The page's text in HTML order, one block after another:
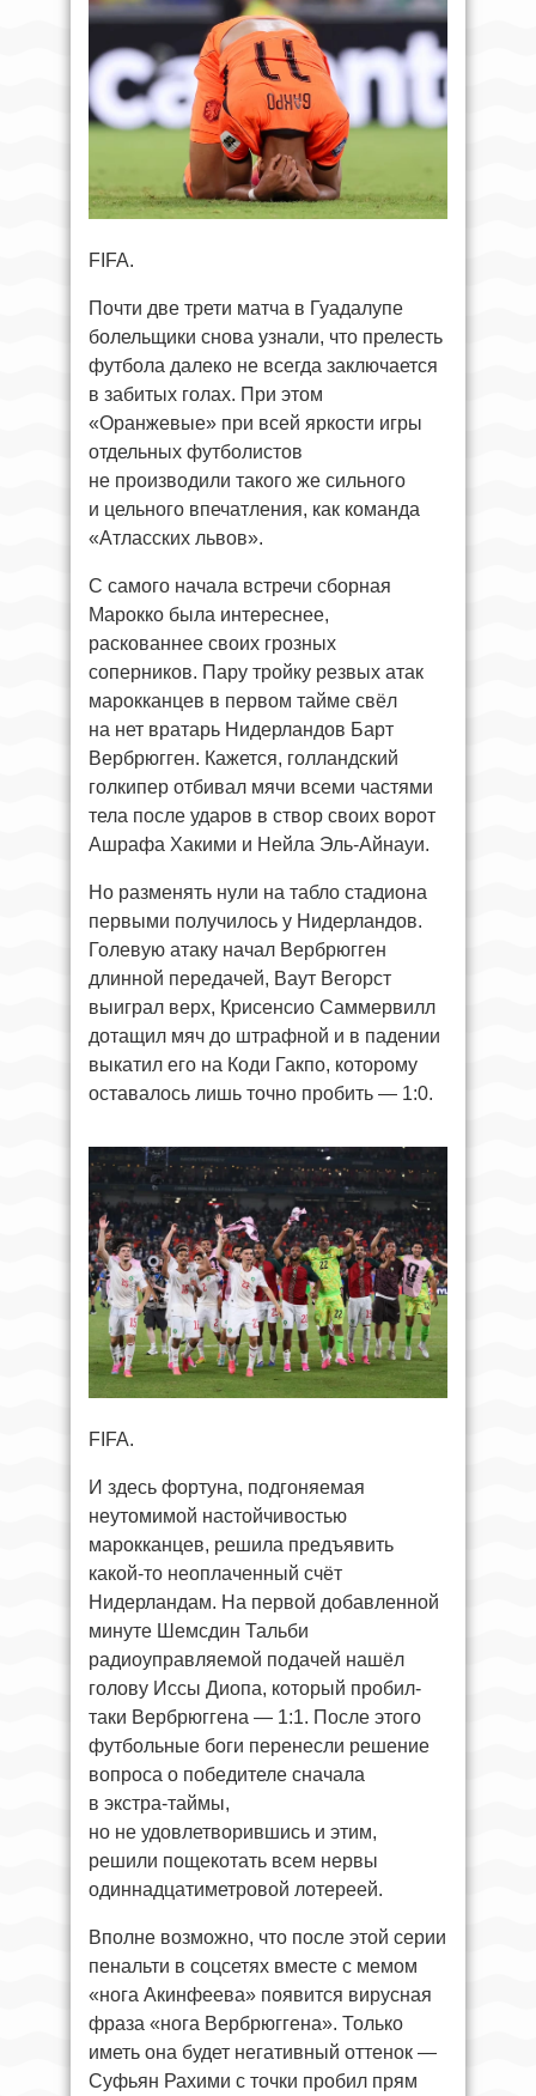
FIFA.
Почти две трети матча в Гуадалупе
болельщики снова узнали, что прелесть
футбола далеко не всегда заключается
в забитых голах. При этом
«Оранжевые» при всей яркости игры
отдельных футболистов
не производили такого же сильного
и цельного впечатления, как команда
«Атласских львов».
С самого начала встречи сборная
Марокко была интереснее,
раскованнее своих грозных
соперников. Пару тройку резвых атак
марокканцев в первом тайме свёл
на нет вратарь Нидерландов Барт
Вербрюгген. Кажется, голландский
голкипер отбивал мячи всеми частями
тела после ударов в створ своих ворот
Ашрафа Хакими и Нейла Эль-Айнауи.
Но разменять нули на табло стадиона
первыми получилось у Нидерландов.
Голевую атаку начал Вербрюгген
длинной передачей, Ваут Вегорст
выиграл верх, Крисенсио Саммервилл
дотащил мяч до штрафной и в падении
выкатил его на Коди Гакпо, которому
оставалось лишь точно пробить — 1:0.
FIFA.
И здесь фортуна, подгоняемая
неутомимой настойчивостью
марокканцев, решила предъявить
какой-то неоплаченный счёт
Нидерландам. На первой добавленной
минуте Шемсдин Тальби
радиоуправляемой подачей нашёл
голову Иссы Диопа, который пробил-
таки Вербрюггена — 1:1. После этого
футбольные боги перенесли решение
вопроса о победителе сначала
в экстра-таймы,
но не удовлетворившись и этим,
решили пощекотать всем нервы
одиннадцатиметровой лотереей.
Вполне возможно, что после этой серии
пенальти в соцсетях вместе с мемом
«нога Акинфеева» появится вирусная
фраза «нога Вербрюггена». Только
иметь она будет негативный оттенок —
Суфьян Рахими с точки пробил прям